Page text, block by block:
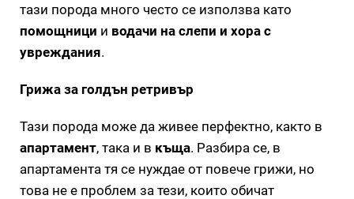
тази порода много често се използва като
помощници и водачи на слепи и хора с
увреждания.
Грижа за голдън ретривър
Тази порода може да живее перфектно, както в
апартамент, така и в къща. Разбира се, в
апартамента тя се нуждае от повече грижи, но
това не е проблем за тези, които обичат